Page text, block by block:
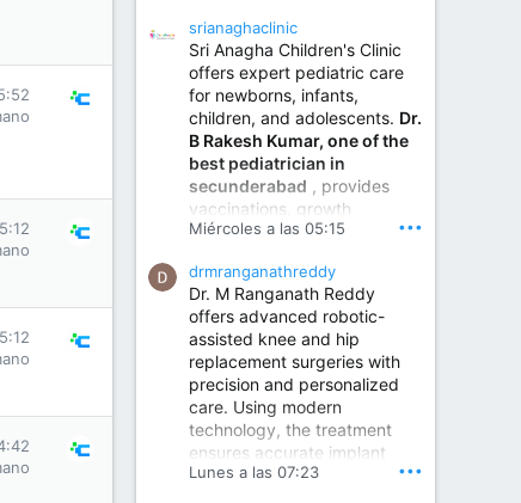
invasive and robotic
techniques.
Best Urologist in Vijayawada | Urology Specialist in Vijayawada
Dr. A. V. Krishna Kishore,
the Best Urologist...
www.drkrishnakishore.com
srianaghaclinic
Sri Anagha Children's Clinic
offers expert pediatric care
for newborns, infants,
children, and adolescents. Dr.
B Rakesh Kumar, one of the
best pediatrician in
secunderabad , provides
vaccinations, growth
monitoring, newborn care,
illnesses, nutrition guidance,
and preventive healthcare in
a child-friendly environment.
Children Hospital in Secunderabad | Best Pediatrician in Hyderabad | Neonatologist in Medchal
Our pediatrician and
Neonatologist team at...
www.srianaghaclinic.com
Miércoles a las 05:15 •••
drmranganathreddy
Dr. M Ranganath Reddy
offers advanced robotic-
assisted knee and hip
replacement surgeries with
precision and personalized
care. Using modern
technology, the treatment
ensures accurate implant
placement, reduced pain,
Lunes a las 07:23 •••